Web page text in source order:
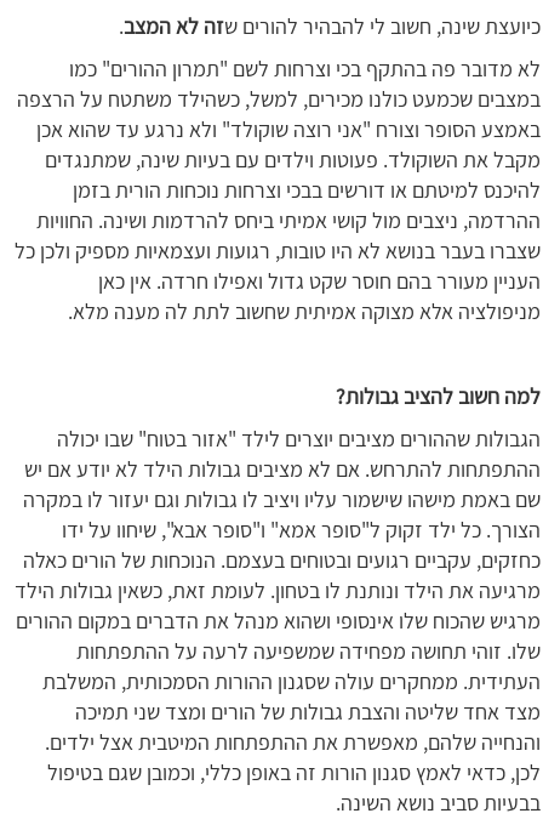
כיועצת שינה, חשוב לי להבהיר להורים שזה לא המצב.
לא מדובר פה בהתקף בכי וצרחות לשם "תמרון ההורים" כמו
במצבים שכמעט כולנו מכירים, למשל, כשהילד משתטח על הרצפה
באמצע הסופר וצורח "אני רוצה שוקולד" ולא נרגע עד שהוא אכן
מקבל את השוקולד. פעוטות וילדים עם בעיות שינה, שמתנגדים
להיכנס למיטתם או דורשים בבכי וצרחות נוכחות הורית בזמן
ההרדמה, ניצבים מול קושי אמיתי ביחס להרדמות ושינה. החוויות
שצברו בעבר בנושא לא היו טובות, רגועות ועצמאיות מספיק ולכן כל
העניין מעורר בהם חוסר שקט גדול ואפילו חרדה. אין כאן
מניפולציה אלא מצוקה אמיתית שחשוב לתת לה מענה מלא.
למה חשוב להציב גבולות?
הגבולות שההורים מציבים יוצרים לילד "אזור בטוח" שבו יכולה
ההתפתחות להתרחש. אם לא מציבים גבולות הילד לא יודע אם יש
שם באמת מישהו שישמור עליו ויציב לו גבולות וגם יעזור לו במקרה
הצורך. כל ילד זקוק ל"סופר אמא" ו"סופר אבא", שיחוו על ידו
כחזקים, עקביים רגועים ובטוחים בעצמם. הנוכחות של הורים כאלה
מרגיעה את הילד ונותנת לו בטחון. לעומת זאת, כשאין גבולות הילד
מרגיש שהכוח שלו אינסופי ושהוא מנהל את הדברים במקום ההורים
שלו. זוהי תחושה מפחידה שמשפיעה לרעה על ההתפתחות
העתידית. ממחקרים עולה שסגנון ההורות הסמכותית, המשלבת
מצד אחד שליטה והצבת גבולות של הורים ומצד שני תמיכה
והנחייה שלהם, מאפשרת את ההתפתחות המיטבית אצל ילדים.
לכן, כדאי לאמץ סגנון הורות זה באופן כללי, וכמובן שגם בטיפול
בבעיות סביב נושא השינה.